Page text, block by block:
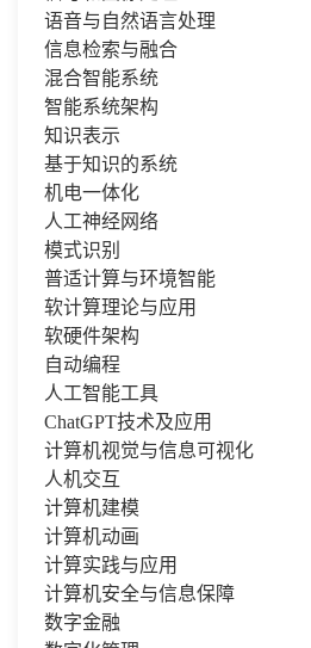
语音与自然语言处理
信息检索与融合
混合智能系统
智能系统架构
知识表示
基于知识的系统
机电一体化
人工神经网络
模式识别
普适计算与环境智能
软计算理论与应用
软硬件架构
自动编程
人工智能工具
ChatGPT技术及应用
计算机视觉与信息可视化
人机交互
计算机建模
计算机动画
计算实践与应用
计算机安全与信息保障
数字金融